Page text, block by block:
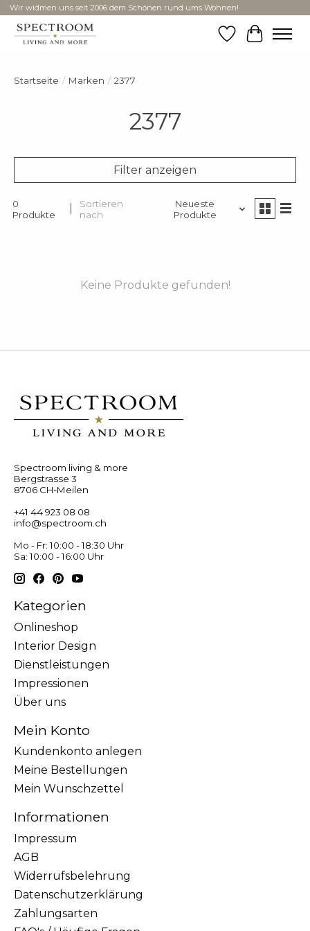
Wir widmen uns seit 2006 dem Schönen rund ums Wohnen!
Wunschzettel
Ihr
Startseite / Marken / 2377
2377
Filter anzeigen
0
Produkte
Sortieren
nach
Neueste
Produkte
Keine Produkte gefunden!
Spectroom living & more
Bergstrasse 3
8706 CH-Meilen
+41 44 923 08 08
info@spectroom.ch
Mo - Fr: 10:00 - 18:30 Uhr
Sa: 10:00 - 16:00 Uhr
Kategorien
Onlineshop
Interior Design
Dienstleistungen
Impressionen
Über uns
Mein Konto
Kundenkonto anlegen
Meine Bestellungen
Mein Wunschzettel
Informationen
Impressum
AGB
Widerrufsbelehrung
Datenschutzerklärung
Zahlungsarten